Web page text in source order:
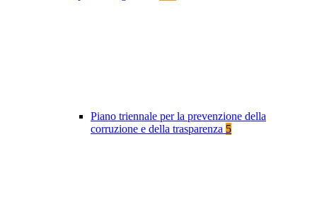
Piano triennale per la prevenzione della
corruzione e della trasparenza 5